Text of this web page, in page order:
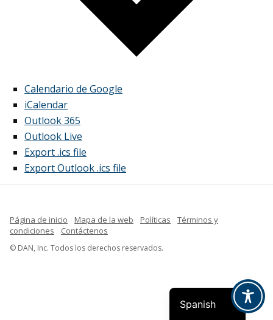
Calendario de Google
iCalendar
Outlook 365
Outlook Live
Export .ics file
Export Outlook .ics file
Página de inicio Mapa de la web Políticas
Términos y
condiciones
Contáctenos
© DAN, Inc. Todos los derechos reservados.
Spanish